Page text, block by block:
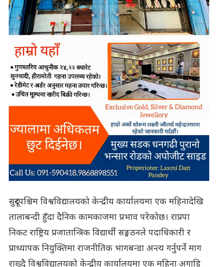
सुदूरपश्चिम विश्वविद्यालयको केन्द्रीय कार्यालयमा एक महिनादेखि
तालाबन्दी हुँदा दैनिक कामकाजमा प्रभाव परेकोछ। राप्रपा
निकट राष्ट्रिय प्रजातान्त्रिक विद्यार्थी सङ्गठनले पदाधिकारी र
प्राध्यापक नियुक्तिमा राजनीतिक भागबन्डा अन्त्य गर्नुपर्ने माग
राख्दै विश्वविद्यालयको केन्द्रीय कार्यालयमा एक महिना अगाडि